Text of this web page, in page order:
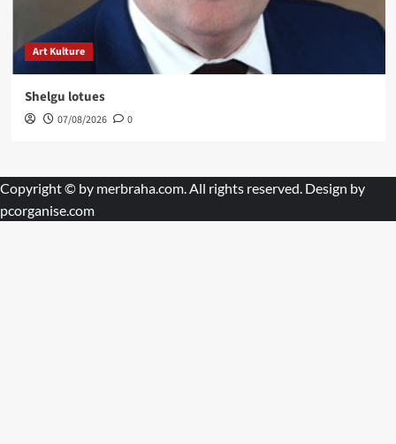
Art Kulture
Shelgu lotues
07/08/2026 0
Copyright © by merbraha.com. All rights reserved. Design by
pcorganise.com